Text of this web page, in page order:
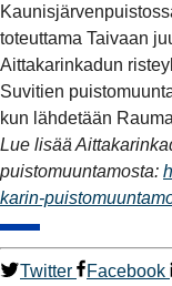
toteuttama Taivaan
Aittakarinkadun
Suvitien
kun lähdetään
Lue lisää
puistomuuntamosta:
karin-
Twitter Facebook